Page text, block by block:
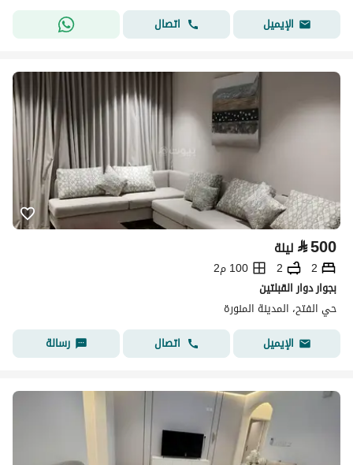
الإيميل
اتصال
⃁500 ليلة
2
2
100 م2
بجوار دوار القبلتين
حي الفتح، المدينة المنورة
الإيميل
اتصال رسالة